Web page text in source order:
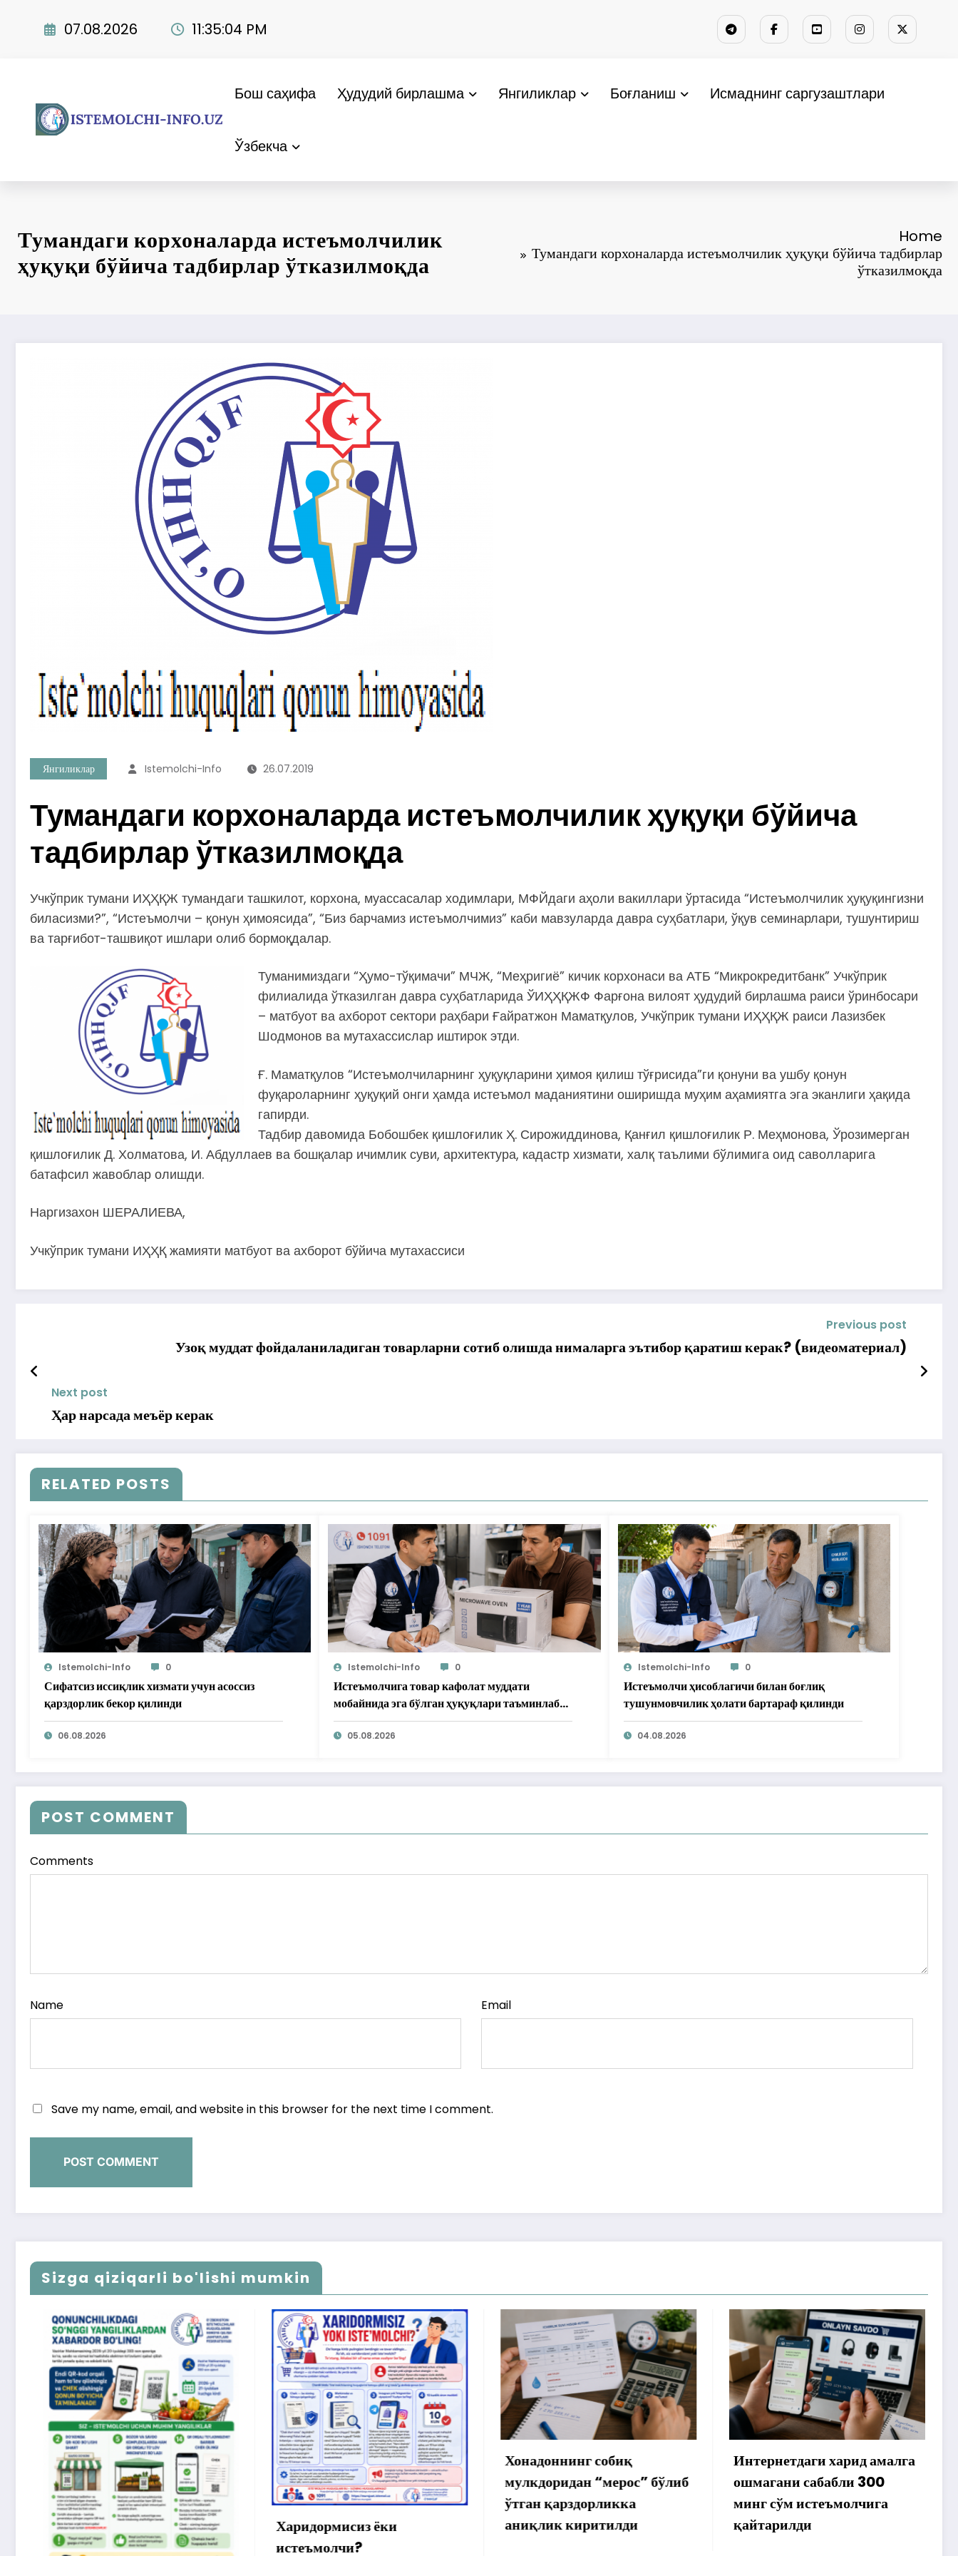
07.08.2026 11:35:06 PM
Бош саҳифа Ҳудудий бирлашма Янгиликлар Боғланиш Исмаднинг саргузаштлари
Ўзбекча
Тумандаги корхоналарда истеъмолчилик
ҳуқуқи бўйича тадбирлар ўтказилмоқда
Home
Тумандаги корхоналарда истеъмолчилик ҳуқуқи бўйича тадбирлар
ўтказилмоқда
Янгиликлар Istemolchi-Info 26.07.2019
Тумандаги корхоналарда истеъмолчилик ҳуқуқи бўйича
тадбирлар ўтказилмоқда
Учкўприк тумани ИҲҲҚЖ тумандаги ташкилот, корхона, муассасалар ходимлари, МФЙдаги аҳоли вакиллари ўртасида “Истеъмолчилик ҳуқуқингизни
биласизми?”, “Истеъмолчи – қонун ҳимоясида”, “Биз барчамиз истеъмолчимиз” каби мавзуларда давра суҳбатлари, ўқув семинарлари, тушунтириш
ва тарғибот-ташвиқот ишлари олиб бормоқдалар.
Туманимиздаги “Ҳумо-тўқимачи” МЧЖ, “Меҳригиё” кичик корхонаси ва АТБ “Микрокредитбанк” Учкўприк
филиалида ўтказилган давра суҳбатларида ЎИҲҲҚЖФ Фарғона вилоят ҳудудий бирлашма раиси ўринбосари
– матбуот ва ахборот сектори раҳбари Ғайратжон Маматқулов, Учкўприк тумани ИҲҲҚЖ раиси Лазизбек
Шодмонов ва мутахассислар иштирок этди.
Ғ. Маматқулов “Истеъмолчиларнинг ҳуқуқларини ҳимоя қилиш тўғрисида”ги қонуни ва ушбу қонун
фуқароларнинг ҳуқуқий онги ҳамда истеъмол маданиятини оширишда муҳим аҳамиятга эга эканлиги ҳақида
гапирди.
Тадбир давомида Бобошбек қишлоғилик Ҳ. Сирожиддинова, Қанғил қишлоғилик Р. Меҳмонова, Ўрозимерган
қишлоғилик Д. Холматова, И. Абдуллаев ва бошқалар ичимлик суви, архитектура, кадастр хизмати, халқ таълими бўлимига оид саволларига
батафсил жавоблар олишди.
Наргизахон ШЕРАЛИЕВА,
Учкўприк тумани ИҲҲҚ жамияти матбуот ва ахборот бўйича мутахассиси
Previous post
Узоқ муддат фойдаланиладиган товарларни сотиб олишда нималарга эътибор қаратиш керак? (видеоматериал)
Next post
Ҳар нарсада меъёр керак
RELATED POSTS
Istemolchi-Info 0
Сифатсиз иссиқлик хизмати учун асоссиз
қарздорлик бекор қилинди
06.08.2026
Istemolchi-Info 0
Истеъмолчига товар кафолат муддати
мобайнида эга бўлган ҳуқуқлари таъминлаб
берилди
05.08.2026
Istemolchi-Info 0
Истеъмолчи ҳисоблагичи билан боғлиқ
тушунмовчилик ҳолати бартараф қилинди
04.08.2026
POST COMMENT
Comments
Name Email
Save my name, email, and website in this browser for the next time I comment.
Sizga qiziqarli bo'lishi mumkin
Харидормисиз ёки
истеъмолчи?
Хонадоннинг собиқ
мулкдоридан “мерос” бўлиб
ўтган қарздорликка
аниқлик киритилди
Интернетдаги харид амалга
ошмагани сабабли 300
минг сўм истеъмолчига
қайтарилди
Янги кондиционер
совутмади: 7,5 миллион
сўмлик шартнома бекор
қилинди